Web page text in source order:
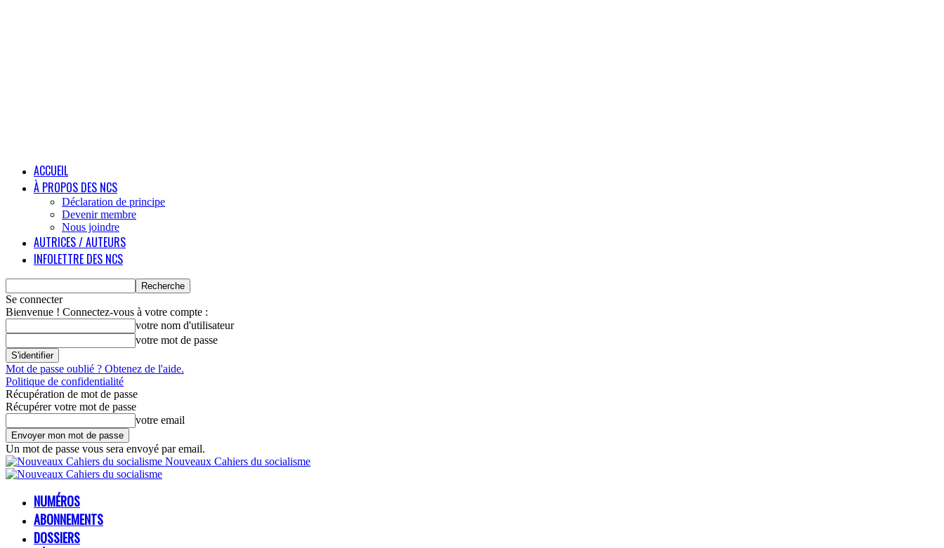
ACCUEIL
À PROPOS DES NCS
Déclaration de principe
Devenir membre
Nous joindre
AUTRICES / AUTEURS
INFOLETTRE DES NCS
Se connecter
Bienvenue ! Connectez-vous à votre compte :
votre nom d'utilisateur
votre mot de passe
Mot de passe oublié ? Obtenez de l'aide.
Politique de confidentialité
Récupération de mot de passe
Récupérer votre mot de passe
votre email
Un mot de passe vous sera envoyé par email.
Nouveaux Cahiers du socialisme
NUMÉROS
ABONNEMENTS
DOSSIERS